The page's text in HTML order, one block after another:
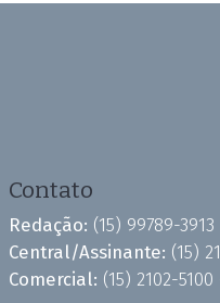
Contato
Redação: (15) 99789-3913
Central/Assinante: (15)
Comercial: (15) 2102-